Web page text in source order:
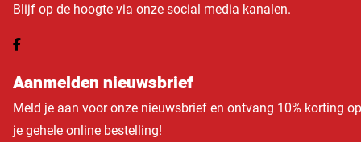
Blijf op de hoogte via onze social media kanalen.
Aanmelden nieuwsbrief
Meld je aan voor onze nieuwsbrief en ontvang 10% korting op
je gehele online bestelling!